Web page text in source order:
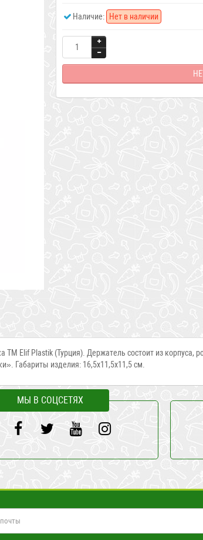
Наличие: Нет в наличии
ТМ Elif Plastik (Турция). Держатель состоит из корпуса,
Габариты изделия: 16,5х11,5х11,5 см.
МЫ В СОЦСЕТЯХ